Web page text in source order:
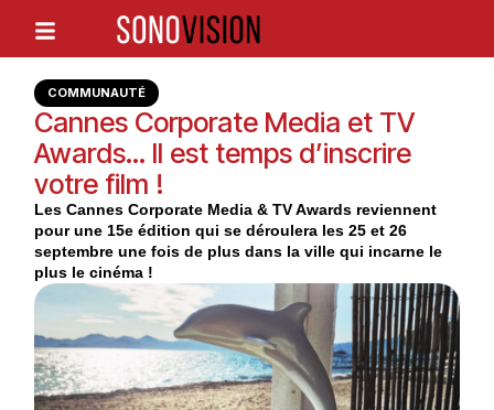
COMMUNAUTÉ
Cannes Corporate Media et TV
Awards… Il est temps d’inscrire
votre film !
Les Cannes Corporate Media & TV Awards reviennent
pour une 15e édition qui se déroulera les 25 et 26
septembre une fois de plus dans la ville qui incarne le
plus le cinéma !